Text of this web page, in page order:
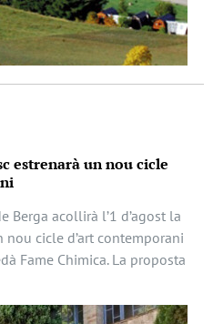
estrenarà un nou cicle
Berga acollirà l’1 d’agost la
cicle d’art contemporani
Fame Chimica. La proposta